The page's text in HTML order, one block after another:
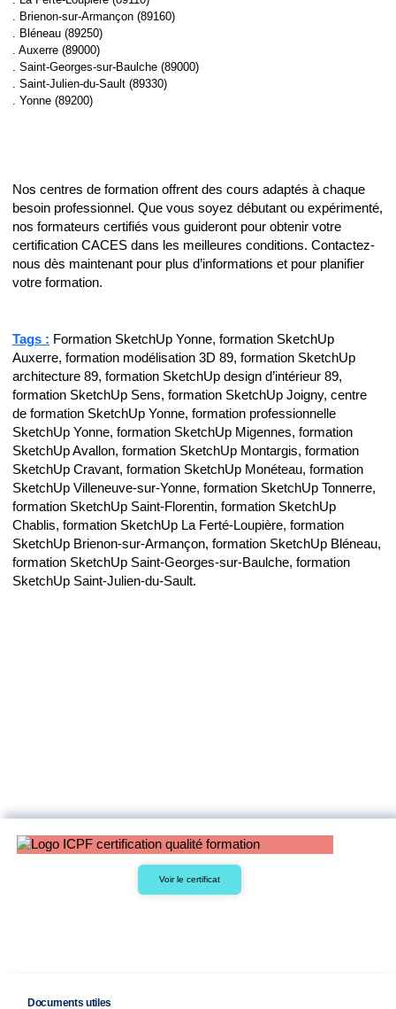
. Brienon-sur-Armançon (89160)
. Bléneau (89250)
. Auxerre (89000)
. Saint-Georges-sur-Baulche (89000)
. Saint-Julien-du-Sault (89330)
. Yonne (89200)
Nos centres de formation offrent des cours adaptés à chaque
besoin professionnel. Que vous soyez débutant ou expérimenté,
nos formateurs certifiés vous guideront pour obtenir votre
certification CACES dans les meilleures conditions. Contactez-
nous dès maintenant pour plus d’informations et pour planifier
votre formation.
Tags : Formation SketchUp Yonne, formation SketchUp
Auxerre, formation modélisation 3D 89, formation SketchUp
architecture 89, formation SketchUp design d’intérieur 89,
formation SketchUp Sens, formation SketchUp Joigny, centre
de formation SketchUp Yonne, formation professionnelle
SketchUp Yonne, formation SketchUp Migennes, formation
SketchUp Avallon, formation SketchUp Montargis, formation
SketchUp Cravant, formation SketchUp Monéteau, formation
SketchUp Villeneuve-sur-Yonne, formation SketchUp Tonnerre,
formation SketchUp Saint-Florentin, formation SketchUp
Chablis, formation SketchUp La Ferté-Loupière, formation
SketchUp Brienon-sur-Armançon, formation SketchUp Bléneau,
formation SketchUp Saint-Georges-sur-Baulche, formation
SketchUp Saint-Julien-du-Sault.
Voir le certificat
Documents utiles